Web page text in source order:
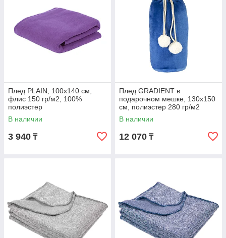
Плед PLAIN, 100х140 см,
флис 150 гр/м2, 100%
полиэстер
В наличии
3 940 ₸
Плед GRADIENT в
подарочном мешке, 130х150
см, полиэстер 280 гр/м2
В наличии
12 070 ₸